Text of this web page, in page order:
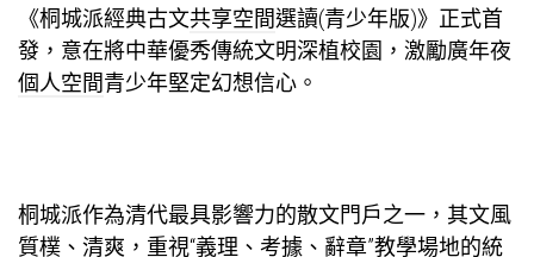
《桐城派經典古文共享空間選讀(青少年版)》正式首
發，意在將中華優秀傳統文明深植校園，激勵廣年夜
個人空間青少年堅定幻想信心。
桐城派作為清代最具影響力的散文門戶之一，其文風
質樸、清爽，重視“義理、考據、辭章”教學場地的統